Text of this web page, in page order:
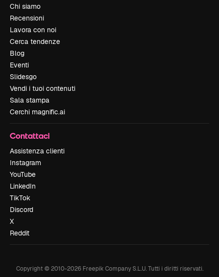
Chi siamo
Recensioni
Lavora con noi
Cerca tendenze
Blog
Eventi
Slidesgo
Vendi i tuoi contenuti
Sala stampa
Cerchi magnific.ai
Contattaci
Assistenza clienti
Instagram
YouTube
LinkedIn
TikTok
Discord
X
Reddit
Copyright © 2010-2026Freepik Company S.L.U. Tutti i diritti riservati.